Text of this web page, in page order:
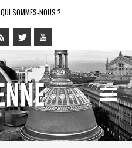
QUI SOMMES-NOUS ?